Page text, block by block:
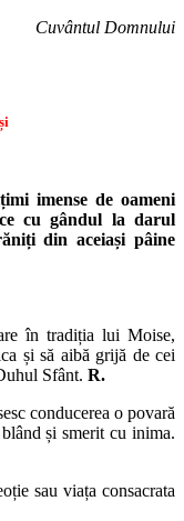
Cuvântul Domnului
imense de oameni
cu gândul la darul
din aceiași pâine
în tradiția lui Moise,
și să aibă grijă de cei
Sfânt. R.
conducerea o povară
și smerit cu inima.
sau viața consacrata